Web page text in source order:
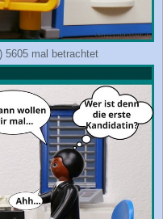
5605 mal betrachtet